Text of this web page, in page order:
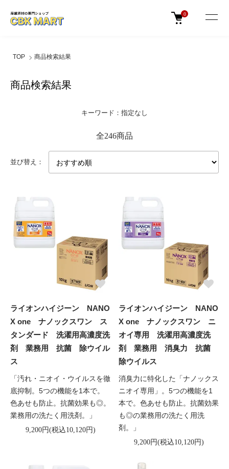
0
TOP 商品検索結果
商品検索結果
キーワード：指定なし
全246商品
並び替え：
ライオンハイジーン NANO
X one ナノックスワン ス
タンダード 洗濯用高濃度洗
剤 業務用 抗菌 除ウイル
ス
「汚れ・ニオイ・ウイルスを徹
底抑制。5つの機能を1本で。
色あせも防止。抗菌効果も◎。
業務用の洗たく用洗剤。」
9,200円(税込10,120円)
ライオンハイジーン NANO
X one ナノックスワン ニ
オイ専用 洗濯用高濃度洗
剤 業務用 消臭力 抗菌
除ウイルス
消臭力に特化した「ナノックス
ニオイ専用」。5つの機能を1
本で。色あせも防止。抗菌効果
も◎の業務用の洗たく用洗
剤。」
9,200円(税込10,120円)